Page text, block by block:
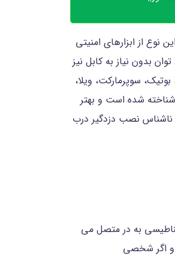
از ابزارهای امنیتی
بدون نیاز به کابل نیز
سوپرمارکت، ویلا،
شده است و بهتر
ناشناس نصب دزدگیر درب
به در متصل می
و اگر شخصی